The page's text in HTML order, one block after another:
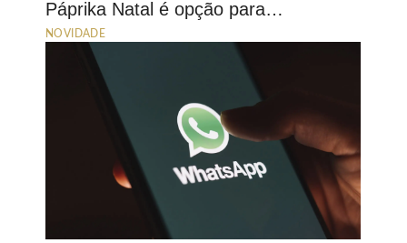
Páprika Natal é opção para…
NOVIDADE